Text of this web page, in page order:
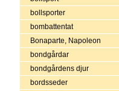
bollsporter
bombattentat
Bonaparte, Napoleon
bondgårdar
bondgårdens djur
bordsseder